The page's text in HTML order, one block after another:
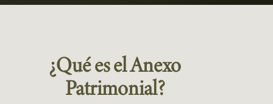
¿Qué es el Anexo
Patrimonial?